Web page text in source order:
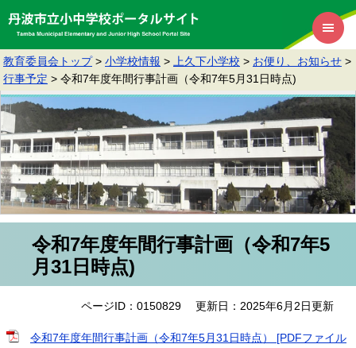
教育委員会トップ > 小学校情報 > 上久下小学校 > お便り、お知らせ >
行事予定 > 令和7年度年間行事計画（令和7年5月31日時点)
令和7年度年間行事計画（令和7年5
月31日時点)
ページID：0150829 更新日：2025年6月2日更新
令和7年度年間行事計画（令和7年5月31日時点） [PDFファイル